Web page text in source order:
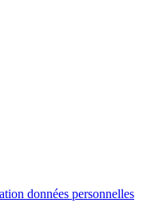
données personnelles